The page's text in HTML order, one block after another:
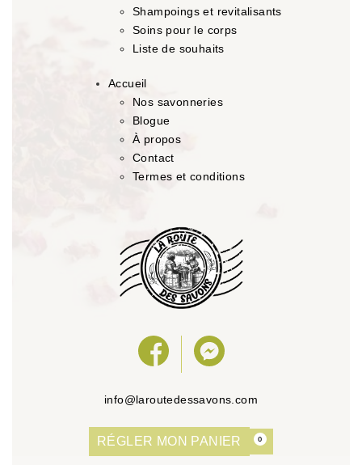
Shampoings et revitalisants
Soins pour le corps
Liste de souhaits
Accueil
Nos savonneries
Blogue
À propos
Contact
Termes et conditions
info@laroutedessavons.com
RÉGLER MON PANIER 0